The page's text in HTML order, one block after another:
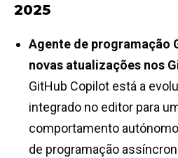
2025
Agente de programação
novas atualizações nos
GitHub Copilot está a
integrado no editor para
comportamento
de programação